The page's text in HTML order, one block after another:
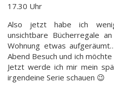
17.30 Uhr
Also jetzt habe ich
unsichtbare Bücherregale
Wohnung etwas
Abend Besuch und ich
Jetzt werde ich mir mein
irgendeine Serie schauen 😉